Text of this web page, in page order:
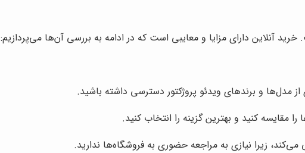
آنلاین دارای مزایا و معایبی است که در ادامه به بررسی آن‌ها می‌پردازیم:
از مدل‌ها و برندهای ویدئو پروژکتور دسترسی داشته باشید.
مقایسه کنید و بهترین گزینه را انتخاب کنید.
زیرا نیازی به مراجعه حضوری به فروشگاه‌ها ندارید.